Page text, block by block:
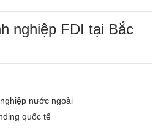
nghiệp FDI tại Bắc
nước ngoài
quốc tế